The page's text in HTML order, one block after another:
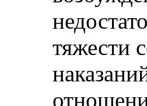
тяжести